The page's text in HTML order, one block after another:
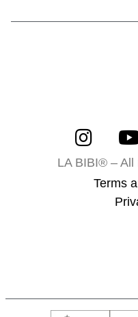
LA BIBI® – All
Terms